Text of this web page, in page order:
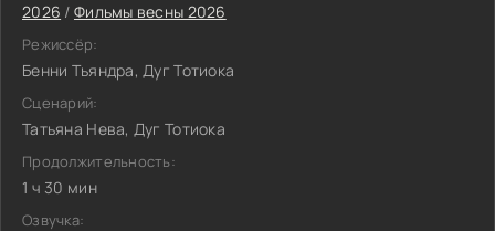
2026 / Фильмы весны 2026
Режиссёр:
Бенни Тьяндра, Дуг Тотиока
Сценарий:
Татьяна Нева, Дуг Тотиока
Продолжительность:
1 ч 30 мин
Озвучка: